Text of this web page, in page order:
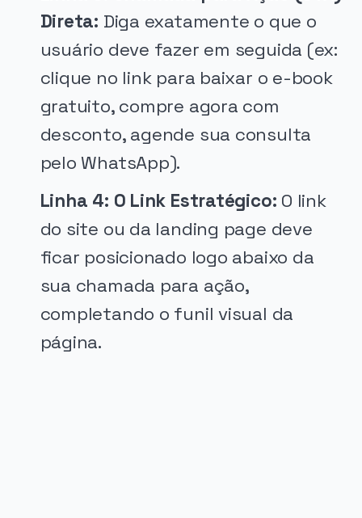
Direta: Diga exatamente o que o
usuário deve fazer em seguida (ex:
clique no link para baixar o e-book
gratuito, compre agora com
desconto, agende sua consulta
pelo WhatsApp).
Linha 4: O Link Estratégico: O link
do site ou da landing page deve
ficar posicionado logo abaixo da
sua chamada para ação,
completando o funil visual da
página.